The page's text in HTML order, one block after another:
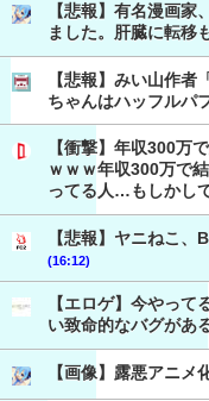
【悲報】有名漫画
ました。肝臓に転移
【悲報】みい山作
ちゃんはハッフルパ
【衝撃】年収300万
ｗｗｗ年収300万で
ってる人…もしかし
【悲報】ヤニねこ
(16:12)
【エロゲ】今やっ
い致命的なバグがあ
【画像】露悪アニメ